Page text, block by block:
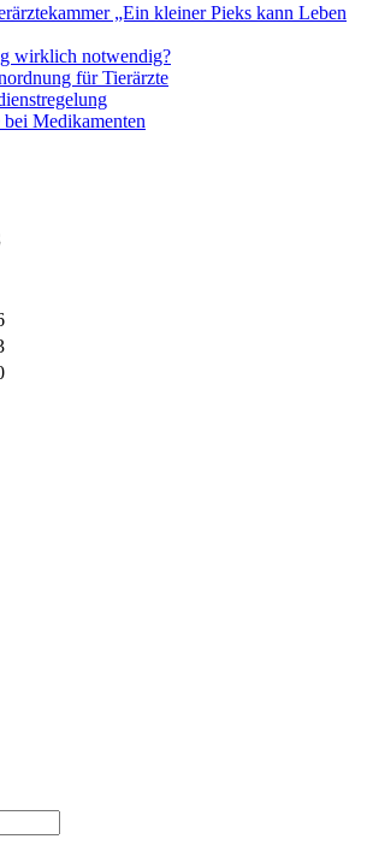
„Ein kleiner Pieks kann Leben
wirklich notwendig?
für Tierärzte
bei Medikamenten